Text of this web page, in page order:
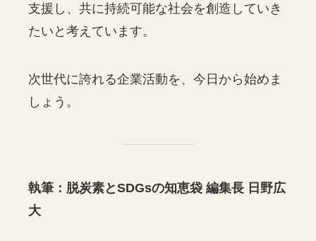
支援し、共に持続可能な社会を創造していき
たいと考えています。
次世代に誇れる企業活動を、今日から始めま
しょう。
執筆：脱炭素とSDGsの知恵袋 編集長 日野広
大